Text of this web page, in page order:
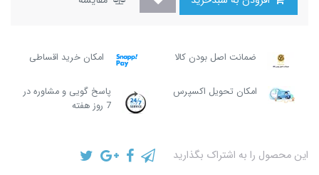
ضمانت اصل بودن کالا امکان خرید اقساطی
امکان تحویل اکسپرس
پاسخ گویی و مشاوره در
7 روز هفته
این محصول را به اشتراک بگذارید